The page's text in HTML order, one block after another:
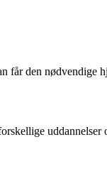
får den nødvendige